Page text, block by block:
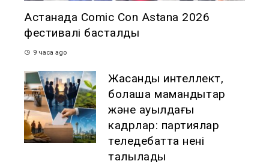
Астанада Comic Con Astana 2026
фестивалі басталды
9 часа ago
Жасанды интеллект,
болашақ мамандықтар
және ауылдағы
кадрлар: партиялар
теледебатта нені
талқылады